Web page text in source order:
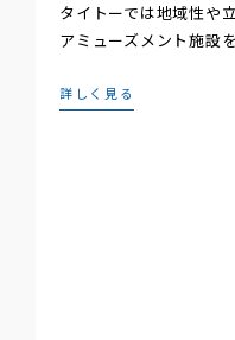
タイトーでは地域性や
アミューズメント施設
詳しく見る